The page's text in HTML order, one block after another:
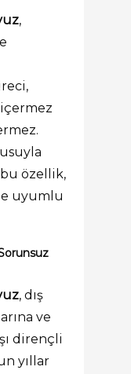
,
özellik,
uyumlu
, dış
ve
dirençli
yıllar